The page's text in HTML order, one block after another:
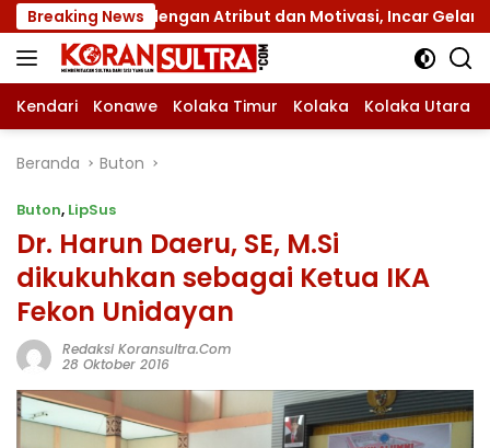
Langsung
ke
konten
Breaking News
XII dengan Atribut dan Motivasi, Incar Gelar Terbaik di
Kendari Konawe Kolaka Timur Kolaka Kolaka Utara
Beranda Buton
Buton, LipSus
Dr. Harun Daeru, SE, M.Si
dikukuhkan sebagai Ketua IKA
Fekon Unidayan
Redaksi Koransultra.com
28 Oktober 2016